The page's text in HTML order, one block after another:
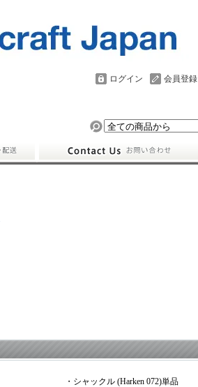
会員登録
ログイン
・シャックル (Harken 072)単品